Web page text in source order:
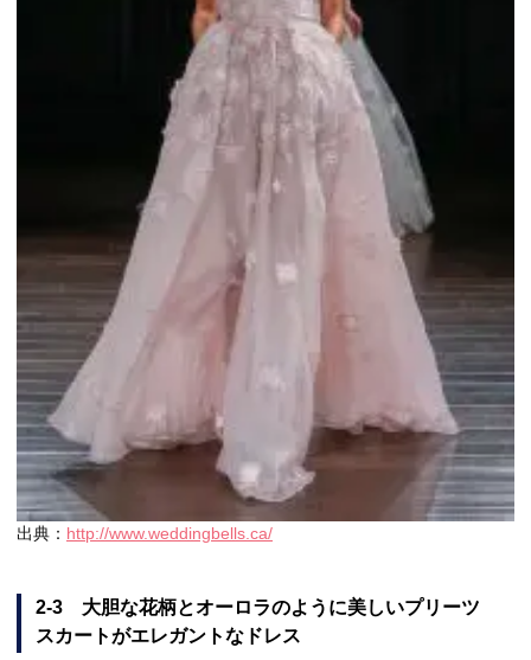
出典： http://www.weddingbells.ca/
2-3 大胆な花柄とオーロラのように美しいプリーツ
スカートがエレガントなドレス